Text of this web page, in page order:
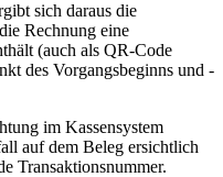
sich daraus die
Rechnung eine
(auch als QR-Code
des Vorgangsbeginns und -
im Kassensystem
auf dem Beleg ersichtlich
Transaktionsnummer.